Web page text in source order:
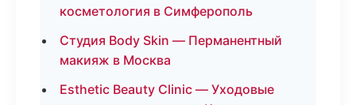
косметология в Симферополь
Студия Body Skin — Перманентный
макияж в Москва
Esthetic Beauty Clinic — Уходовые